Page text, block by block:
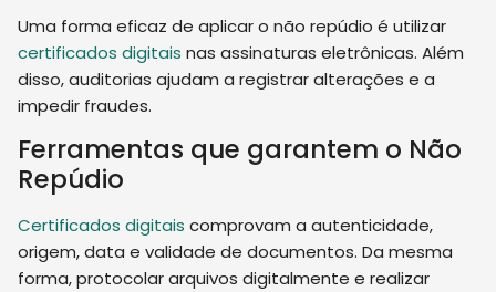
Uma forma eficaz de aplicar o não repúdio é utilizar
certificados digitais nas assinaturas eletrônicas. Além
disso, auditorias ajudam a registrar alterações e a
impedir fraudes.
Ferramentas que garantem o Não
Repúdio
Certificados digitais comprovam a autenticidade,
origem, data e validade de documentos. Da mesma
forma, protocolar arquivos digitalmente e realizar